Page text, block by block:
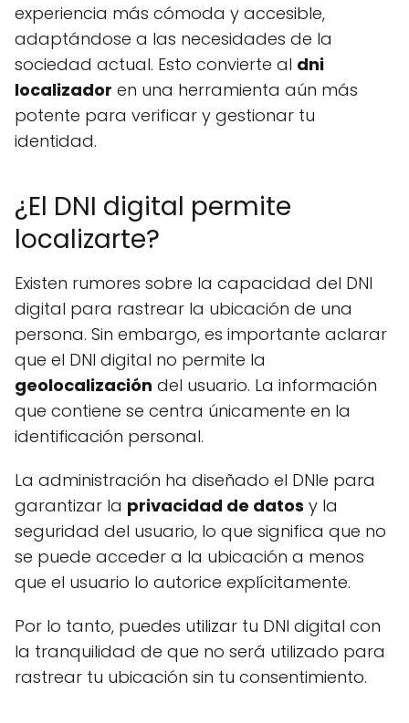
experiencia más cómoda y accesible,
adaptándose a las necesidades de la
sociedad actual. Esto convierte al dni
localizador en una herramienta aún más
potente para verificar y gestionar tu
identidad.
¿El DNI digital permite
localizarte?
Existen rumores sobre la capacidad del DNI
digital para rastrear la ubicación de una
persona. Sin embargo, es importante aclarar
que el DNI digital no permite la
geolocalización del usuario. La información
que contiene se centra únicamente en la
identificación personal.
La administración ha diseñado el DNIe para
garantizar la privacidad de datos y la
seguridad del usuario, lo que significa que no
se puede acceder a la ubicación a menos
que el usuario lo autorice explícitamente.
Por lo tanto, puedes utilizar tu DNI digital con
la tranquilidad de que no será utilizado para
rastrear tu ubicación sin tu consentimiento.